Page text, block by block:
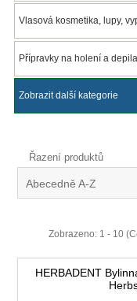
Vlasová kosmetika, lupy,
Přípravky na holení a
Zobrazit další kategorie
Řazení produktů
Abecedně A-Z
Zobrazeno: 1 - 10
HERBADENT